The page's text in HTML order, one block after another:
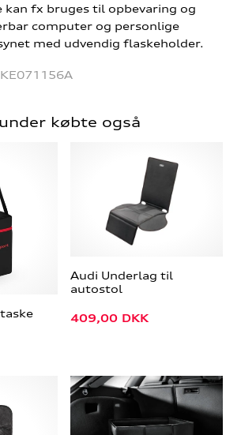
kan fx bruges til opbevaring og
computer og personlige
med udvendig flaskeholder.
købte også
Audi Underlag til
autostol
409,00 DKK